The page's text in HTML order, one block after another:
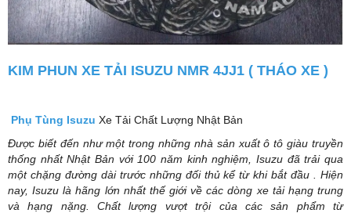
KIM PHUN XE TẢI ISUZU NMR 4JJ1 ( THÁO XE )
Phụ Tùng Isuzu Xe Tải Chất Lượng Nhật Bản
Được biết đến như một trong những nhà sản xuất ô tô giàu truyền
thống nhất Nhật Bản với 100 năm kinh nghiệm, Isuzu đã trải qua
một chặng đường dài trước những đối thủ kể từ khi bắt đầu . Hiện
nay, Isuzu là hãng lớn nhất thế giới về các dòng xe tải hạng trung
và hạng nặng. Chất lượng vượt trội của các sản phẩm từ